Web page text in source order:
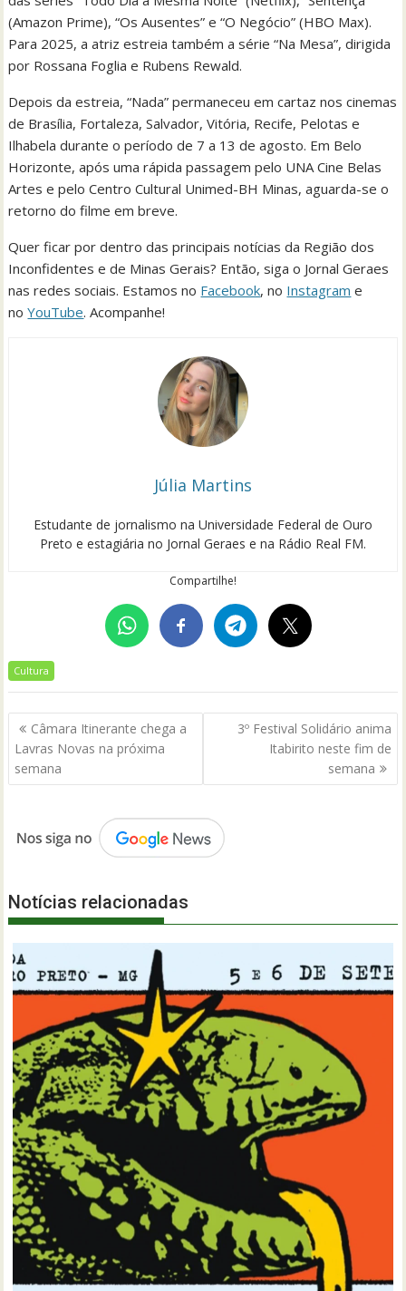
(Amazon Prime), “Os Ausentes” e “O Negócio” (HBO Max).
Para 2025, a atriz estreia também a série “Na Mesa”, dirigida
por Rossana Foglia e Rubens Rewald.
Depois da estreia, “Nada” permaneceu em cartaz nos cinemas
de Brasília, Fortaleza, Salvador, Vitória, Recife, Pelotas e
Ilhabela durante o período de 7 a 13 de agosto. Em Belo
Horizonte, após uma rápida passagem pelo UNA Cine Belas
Artes e pelo Centro Cultural Unimed-BH Minas, aguarda-se o
retorno do filme em breve.
Quer ficar por dentro das principais notícias da Região dos
Inconfidentes e de Minas Gerais? Então, siga o Jornal Geraes
nas redes sociais. Estamos no Facebook, no Instagram e
noYouTube. Acompanhe!
Júlia Martins
Estudante de jornalismo na Universidade Federal de Ouro
Preto e estagiária no Jornal Geraes e na Rádio Real FM.
Compartilhe!
Cultura
Navegação
de
Post
Câmara Itinerante chega a
Lavras Novas na próxima
semana
3º Festival Solidário anima
Itabirito neste fim de
semana
Notícias relacionadas